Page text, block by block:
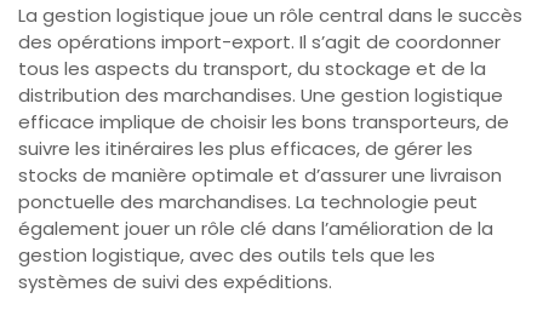
La gestion logistique joue un rôle central dans le succès
des opérations import-export. Il s’agit de coordonner
tous les aspects du transport, du stockage et de la
distribution des marchandises. Une gestion logistique
efficace implique de choisir les bons transporteurs, de
suivre les itinéraires les plus efficaces, de gérer les
stocks de manière optimale et d’assurer une livraison
ponctuelle des marchandises. La technologie peut
également jouer un rôle clé dans l’amélioration de la
gestion logistique, avec des outils tels que les
systèmes de suivi des expéditions.